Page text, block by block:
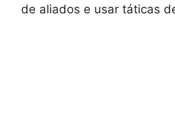
de aliados e usar táticas